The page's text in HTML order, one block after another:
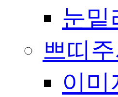
눈밑
쁘띠
이미